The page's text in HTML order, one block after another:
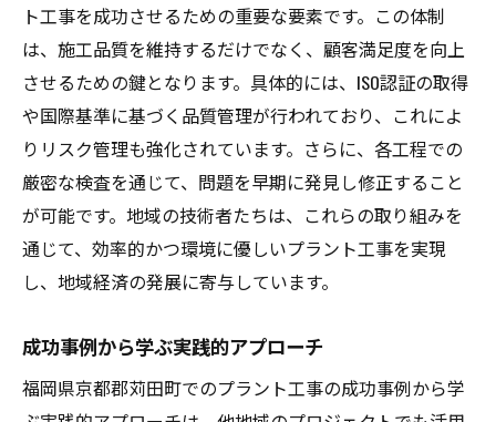
ト工事を成功させるための重要な要素です。この体制
は、施工品質を維持するだけでなく、顧客満足度を向上
させるための鍵となります。具体的には、ISO認証の取得
や国際基準に基づく品質管理が行われており、これによ
りリスク管理も強化されています。さらに、各工程での
厳密な検査を通じて、問題を早期に発見し修正すること
が可能です。地域の技術者たちは、これらの取り組みを
通じて、効率的かつ環境に優しいプラント工事を実現
し、地域経済の発展に寄与しています。
成功事例から学ぶ実践的アプローチ
福岡県京都郡苅田町でのプラント工事の成功事例から学